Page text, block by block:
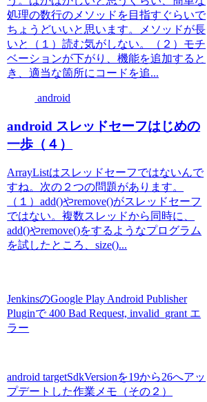
処理の数行のメソッドを目指すぐらいで
ちょうどいいと思います。メソッドが長
いと（１）読む気がしない。（２）モチ
ベーションが下がり、機能を追加すると
き、適当な箇所にコードを追...
android
android スレッドセーフはじめの
一歩（４）
ArrayListはスレッドセーフではないんで
すね。次の２つの問題があります。
（１）add()やremove()がスレッドセーフ
ではない。複数スレッドから同時に、
add()やremove()をするようなプログラム
を試したところ、size()...
JenkinsのGoogle Play Android Publisher
Pluginで 400 Bad Request, invalid_grant エ
ラー
android targetSdkVersionを19から26へアッ
プデートした作業メモ（その２）